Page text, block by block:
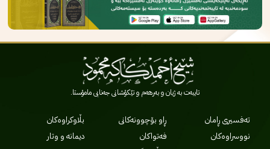
تایبەت بە ژیان و بەرهەم و تێکۆشانی جەنابی مامۆستا.
تەفسیری ڕامان
نووسراوەکان
ڕاو بۆچوونەکانی
فەتواکان
بڵاوکراوەکان
دیمانە و وتار